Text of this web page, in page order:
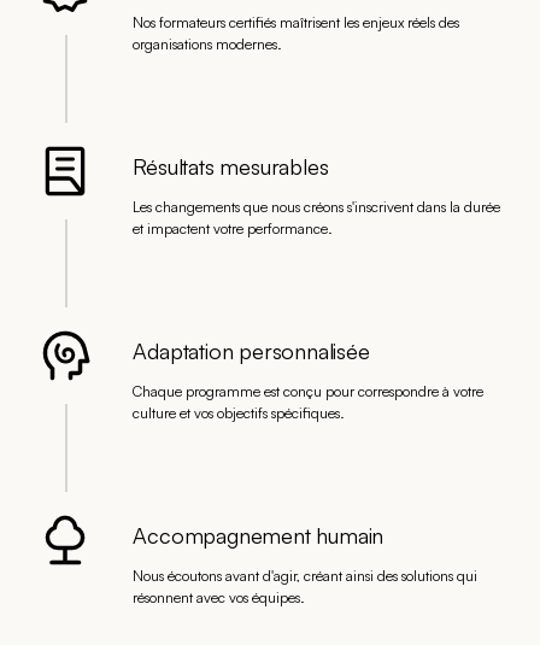
Nos formateurs certifiés maîtrisent les enjeux réels des
organisations modernes.
Résultats mesurables
Les changements que nous créons s'inscrivent dans la durée
et impactent votre performance.
Adaptation personnalisée
Chaque programme est conçu pour correspondre à votre
culture et vos objectifs spécifiques.
Accompagnement humain
Nous écoutons avant d'agir, créant ainsi des solutions qui
résonnent avec vos équipes.